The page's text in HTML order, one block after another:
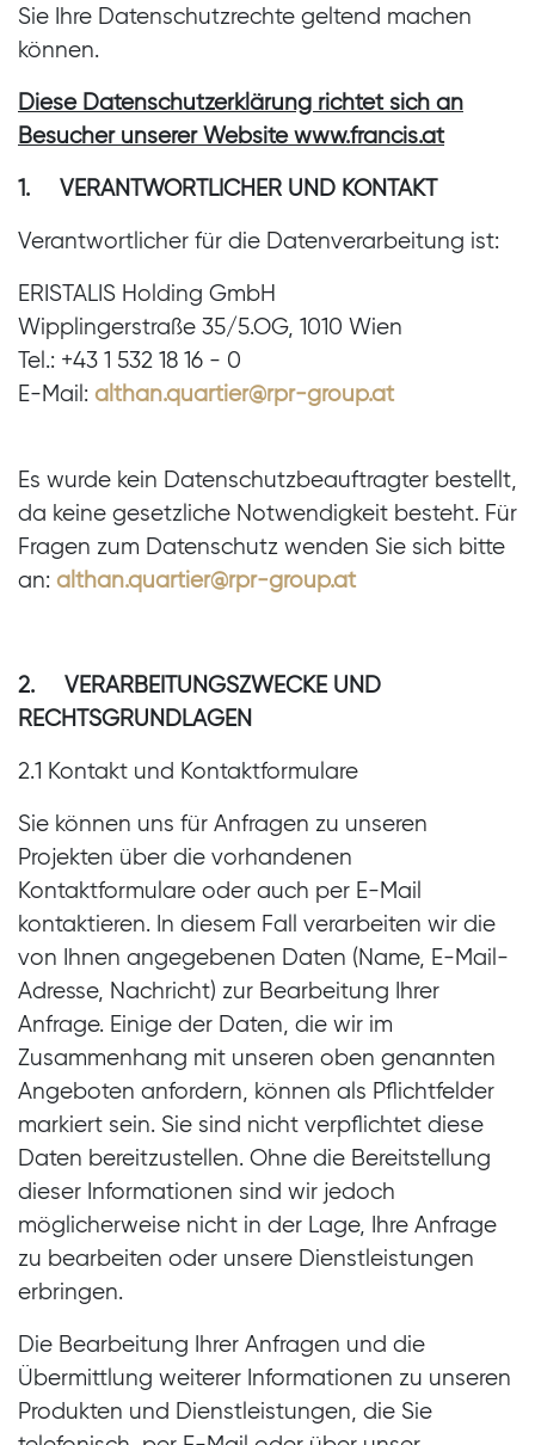
Sie Ihre Datenschutzrechte geltend machen
können.
Diese Datenschutzerklärung richtet sich an
Besucher unserer Website www.francis.at
1. VERANTWORTLICHER UND KONTAKT
Verantwortlicher für die Datenverarbeitung ist:
ERISTALIS Holding GmbH
Wipplingerstraße 35/5.OG, 1010 Wien
Tel.: +43 1 532 18 16 - 0
E-Mail: althan.quartier@rpr-group.at
Es wurde kein Datenschutzbeauftragter bestellt,
da keine gesetzliche Notwendigkeit besteht. Für
Fragen zum Datenschutz wenden Sie sich bitte
an: althan.quartier@rpr-group.at
2. VERARBEITUNGSZWECKE UND
RECHTSGRUNDLAGEN
2.1 Kontakt und Kontaktformulare
Sie können uns für Anfragen zu unseren
Projekten über die vorhandenen
Kontaktformulare oder auch per E-Mail
kontaktieren. In diesem Fall verarbeiten wir die
von Ihnen angegebenen Daten (Name, E-Mail-
Adresse, Nachricht) zur Bearbeitung Ihrer
Anfrage. Einige der Daten, die wir im
Zusammenhang mit unseren oben genannten
Angeboten anfordern, können als Pflichtfelder
markiert sein. Sie sind nicht verpflichtet diese
Daten bereitzustellen. Ohne die Bereitstellung
dieser Informationen sind wir jedoch
möglicherweise nicht in der Lage, Ihre Anfrage
zu bearbeiten oder unsere Dienstleistungen
erbringen.
Die Bearbeitung Ihrer Anfragen und die
Übermittlung weiterer Informationen zu unseren
Produkten und Dienstleistungen, die Sie